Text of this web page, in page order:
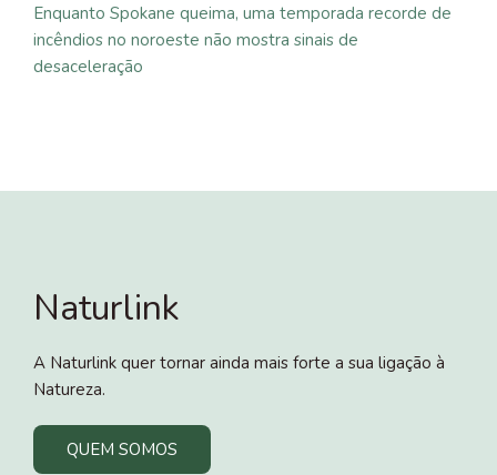
Enquanto Spokane queima, uma temporada recorde de
incêndios no noroeste não mostra sinais de
desaceleração
Naturlink
A Naturlink quer tornar ainda mais forte a sua ligação à
Natureza.
QUEM SOMOS